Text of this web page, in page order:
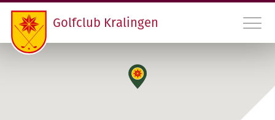
Golfclub Kralingen
010 45 22 475